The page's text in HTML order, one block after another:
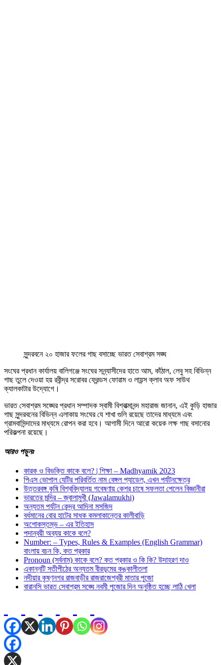
সুন্দরবনে ২০ হাজার ফলের গাছ বসাচ্ছে ভারত সেবাশ্রম সঙ্ঘ
সংঘের প্রধান কার্যালয় বালিগঞ্জে সংঘের সন্ন্যাসীদের হাতে আম, কাঁঠাল, লেবু সহ বিভিন্ন
গাছ তুলে দেওয়া হয় রবীন্দ্র সরোবর ফ্রেন্ডস ফোরাম ও লায়ন্স ক্লাব অফ সাউথ
ক্যালকাটার উদ্যোগে।
ভারত সেবাশ্রম সঙ্ঘের প্রধান সম্পাদক স্বামী বিশ্বাত্মানন্দ মহারাজ জানান, এই কুড়ি হাজার
গাছ সুন্দরবনের বিভিন্ন এলাকায় সংঘের যে শাখা গুলি রয়েছে তাদের মাধ্যমে এবং
গ্রামবাসিন্দাদের মাধ্যমে রোপন করা হবে। আগামী দিনে আরো কয়েক লক্ষ গাছ বসানোর
পরিকল্পনা রয়েছে।
আরও পড়ুনঃ
কারক ও বিভক্তি কাকে বলে? | শিক্ষা – Madhyamik 2023
পিএস ভোপাল যেটির পরিবর্তিত নাম বেঙ্গল প্যাডেল, এখন পর্যটনক্ষেত্র
উত্তরবঙ্গ কৃষি বিশ্ববিদ্যালয় গবেষণায় কেশর চাষে সফলতা পেলেন বিজ্ঞানীরা
ভারতের মন্দির – জ্বালামুখী (Jawalamukhi)
অন্যতম পর্যটন কেন্দ্র আদিনা মসজিদ
বর্ধমানের বোর হাটের সাধক কমলাকান্তের কালীবাড়ি
অশােকস্তম্ভ – এর ইতিহাস
পদান্বয়ী অব্যয় কাকে বলে?
Number: – Types, Rules & Examples (English Grammar)
বাংলায় বচন কি, কত প্রকার
Pronoun (সর্বনাম) কাকে বলে? কত প্রকার ও কি কি? উদাহরণ দাও
একান্নটি সতীপীঠের অন্যতম বীরভূমের কঙ্কালীতলা
নদীয়ার কৃষ্ণনগর রাজবাড়ীর রাজরাজেশ্বরী মাতার পুজো
বারানসি ভারত সেবাশ্রম সঙ্ঘে নবমী পুজোর দিন অনুষ্ঠিত হচ্ছে লাঠি খেলা